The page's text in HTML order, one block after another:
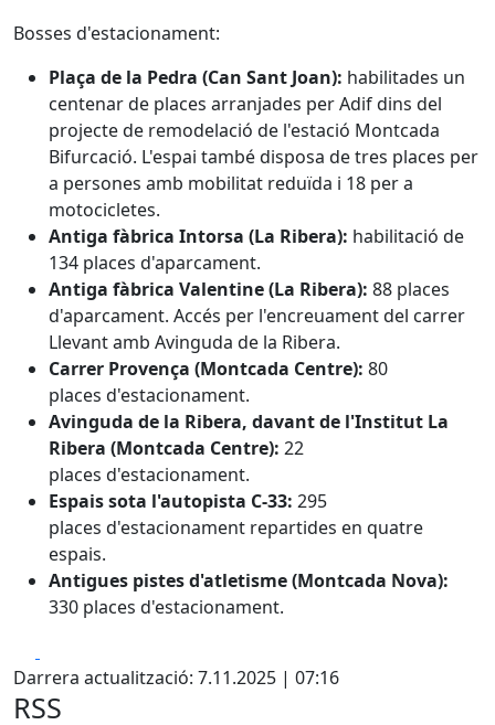
Bosses d'estacionament:
Plaça de la Pedra (Can Sant Joan): habilitades un
centenar de places arranjades per Adif dins del
projecte de remodelació de l'estació Montcada
Bifurcació. L'espai també disposa de tres places per
a persones amb mobilitat reduïda i 18 per a
motocicletes.
Antiga fàbrica Intorsa (La Ribera): habilitació de
134 places d'aparcament.
Antiga fàbrica Valentine (La Ribera): 88 places
d'aparcament. Accés per l'encreuament del carrer
Llevant amb Avinguda de la Ribera.
Carrer Provença (Montcada Centre): 80
places d'estacionament.
Avinguda de la Ribera, davant de l'Institut La
Ribera (Montcada Centre): 22
places d'estacionament.
Espais sota l'autopista C-33: 295
places d'estacionament repartides en quatre
espais.
Antigues pistes d'atletisme (Montcada Nova):
330 places d'estacionament.
Darrera actualització: 7.11.2025 | 07:16
RSS